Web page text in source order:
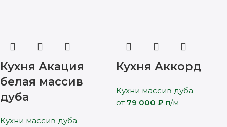
Кухня Акация
белая массив
дуба
Кухни массив дуба
Кухня Аккорд
Кухни массив дуба
от 79 000 ₽ п/м